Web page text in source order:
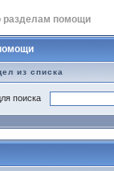
разделам помощи
из списка
поиска